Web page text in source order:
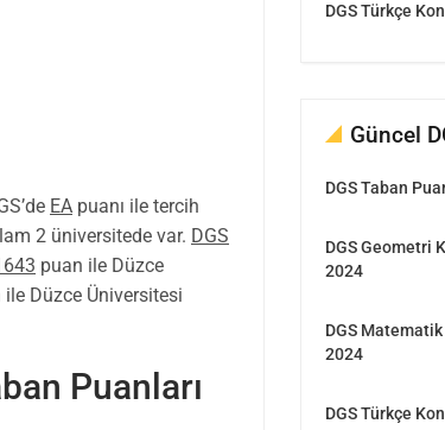
EA puanı ile tercih
2 üniversitede var. DGS
puan ile Düzce
ile Düzce Üniversitesi
Puanları
DGS Türkçe
Güncel
DGS Taban
DGS Geometri
2024
DGS Matematik
2024
DGS Türkçe